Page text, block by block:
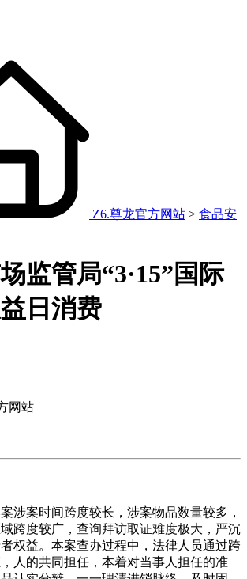
Z6.尊龙官方网站 > 食品安
监管局“3·15”国际
日消费
网站
案时间跨度较长，涉案物品数量较多，
跨度较广，查询拜访取证难度极大，严沉
权益。本案查办过程中，法律人员通过跨
人的共同担任，本着对当事人担任的准